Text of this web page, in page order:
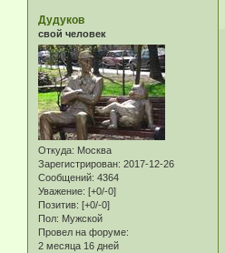
Дудуков
свой человек
Откуда: Москва
Зарегистрирован: 2017-12-26
Сообщений: 4364
Уважение: [+0/-0]
Позитив: [+0/-0]
Пол: Мужской
Провел на форуме:
2 месяца 16 дней